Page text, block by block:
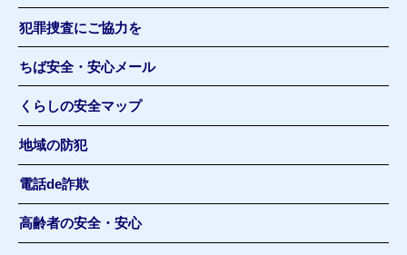
犯罪捜査にご協力を
ちば安全・安心メール
くらしの安全マップ
地域の防犯
電話de詐欺
高齢者の安全・安心